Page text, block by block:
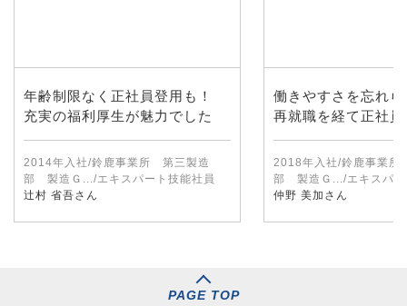
年齢制限なく正社員登用も！
充実の福利厚生が魅力でした
2014年入社/鈴鹿事業所 第三製造
部 製造Ｇ.../エキスパート技能社員
辻村 省吾さん
働きやすさを忘れ
再就職を経て正社
2018年入社/鈴鹿事業
部 製造Ｇ.../エキスパー
仲野 美加さん
PAGE TOP